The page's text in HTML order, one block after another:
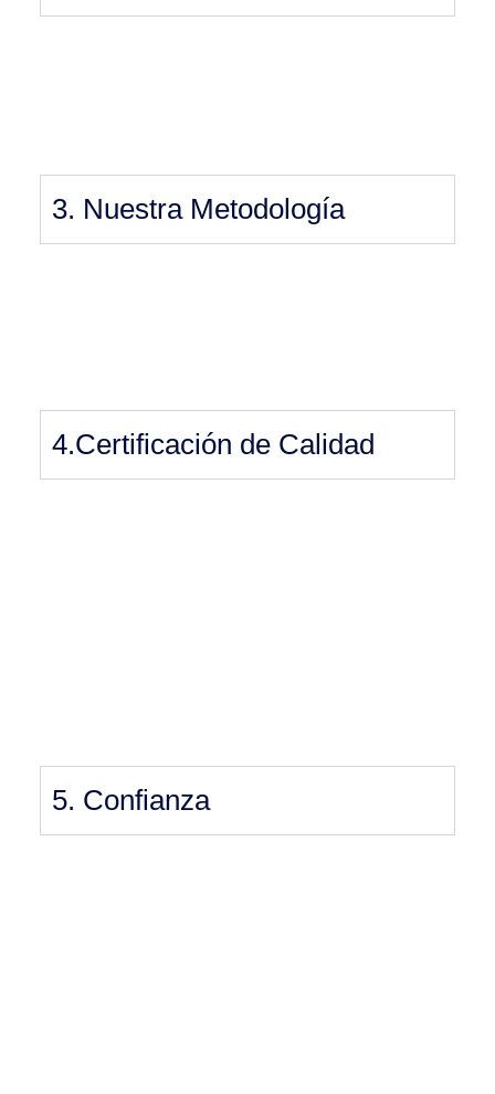
3. Nuestra Metodología
4.Certificación de Calidad
5. Confianza